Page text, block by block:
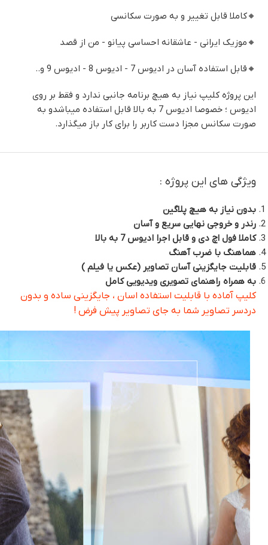
🔸کاملا قابل تغییر و به صورت سکانسی
🔸موزیک ایرانی - عاشقانه احساسی پیانو - من از قصد
🔸قابل استفاده آسان در ادیوس 7 - ادیوس 8 - ادیوس 9 و..
این پروژه کلیپ نیاز به هیچ برنامه جانبی ندارد و فقط بر روی
ادیوس ؛ خصوصا ادیوس 7 به بالا قابل استفاده میباشدو به
صورت سکانس مجزا دست کاربر را برای کار باز میگذارد.
ویژگی های این پروژه :
بدون نیاز به هیچ پلاگین
رندر و خروجی نهایی سریع و آسان
کاملا فول اچ دی و قابل اجرا ادیوس 7 به بالا
هماهنگ با ضرب آهنگ
قابلیت جایگزینی آسان تصاویر (عکس یا فیلم )
به همراه راهنمای تصویری ویدیویی کامل
کلیپ آماده با قابلیت استفاده اسان ، جایگزینی ساده و بدون
دردسر تصاویر شما به جای تصاویر پیش فرض !